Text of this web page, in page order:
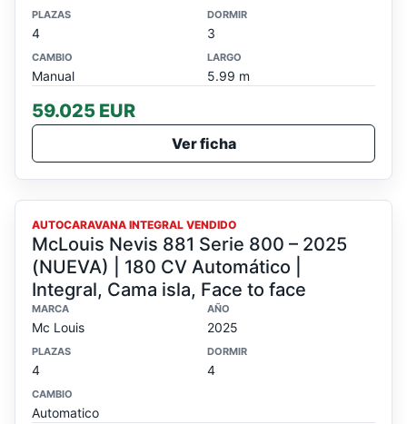
PLAZAS
4
DORMIR
3
CAMBIO
Manual
LARGO
5.99 m
59.025 EUR
Ver ficha
VENDIDO
AUTOCARAVANA INTEGRAL VENDIDO
McLouis Nevis 881 Serie 800 – 2025
(NUEVA) | 180 CV Automático |
Integral, Cama isla, Face to face
MARCA
Mc Louis
AÑO
2025
PLAZAS
4
DORMIR
4
CAMBIO
Automatico